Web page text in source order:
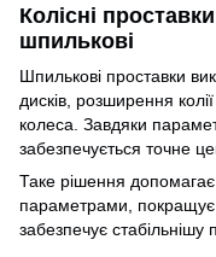
Колісні
шпилькові
Шпилькові проставки
дисків, розширення
колеса. Завдяки
забезпечується точне
Таке рішення
параметрами, покращує
забезпечує стабільнішу